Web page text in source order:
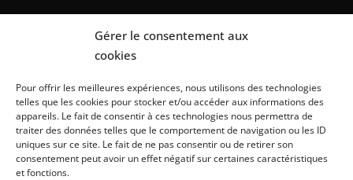
Gérer le consentement aux
cookies
Pour offrir les meilleures expériences, nous utilisons des technologies
telles que les cookies pour stocker et/ou accéder aux informations des
appareils. Le fait de consentir à ces technologies nous permettra de
traiter des données telles que le comportement de navigation ou les ID
uniques sur ce site. Le fait de ne pas consentir ou de retirer son
consentement peut avoir un effet négatif sur certaines caractéristiques
et fonctions.
About us Caretaking for chalets